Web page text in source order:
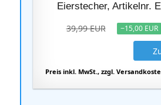
Eierstecher, Artikelnr.
39,99 EUR −15,00 EUR
Preis inkl. MwSt., zzgl.